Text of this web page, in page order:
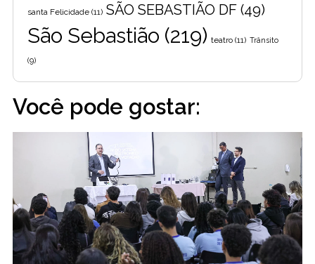
santa Felicidade (11) SÃO SEBASTIÃO DF (49)
São Sebastião (219) teatro (11) Trânsito
(9)
Você pode gostar: